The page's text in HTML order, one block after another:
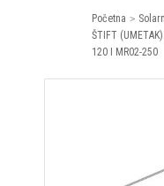
Početna
ŠTIFT
120 I MR02-250